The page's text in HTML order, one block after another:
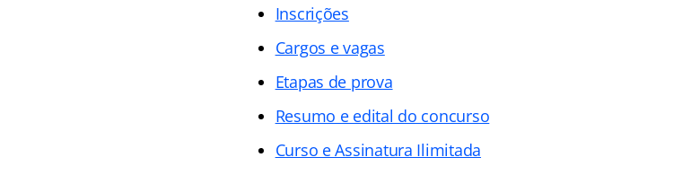
Inscrições
Cargos e vagas
Etapas de prova
Resumo e edital do concurso
Curso e Assinatura Ilimitada